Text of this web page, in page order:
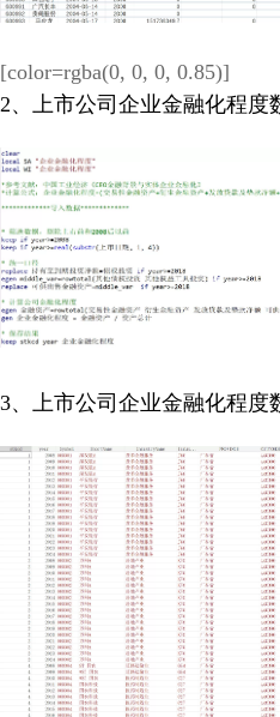
[color=rgba(0, 0, 0, 0.85)]
2、上市公司企业金融化程度
3、上市公司企业金融化程度